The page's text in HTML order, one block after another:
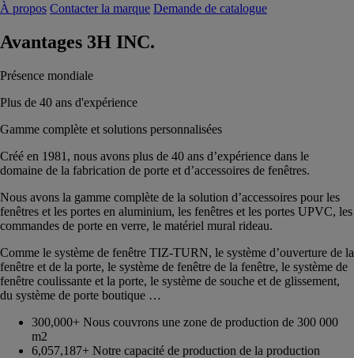
À propos Contacter la marque Demande de catalogue
Avantages 3H INC.
Présence mondiale
Plus de 40 ans d'expérience
Gamme complète et solutions personnalisées
Créé en 1981, nous avons plus de 40 ans d’expérience dans le
domaine de la fabrication de porte et d’accessoires de fenêtres.
Nous avons la gamme complète de la solution d’accessoires pour les
fenêtres et les portes en aluminium, les fenêtres et les portes UPVC, les
commandes de porte en verre, le matériel mural rideau.
Comme le système de fenêtre TIZ-TURN, le système d’ouverture de la
fenêtre et de la porte, le système de fenêtre de la fenêtre, le système de
fenêtre coulissante et la porte, le système de souche et de glissement,
du système de porte boutique …
300,000+ Nous couvrons une zone de production de 300 000
m2
6,057,187+ Notre capacité de production de la production